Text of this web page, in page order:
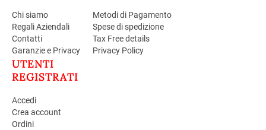
Chi siamo
Regali Aziendali
Contatti
Garanzie e Privacy
Metodi di Pagamento
Spese di spedizione
Tax Free details
Privacy Policy
UTENTI
REGISTRATI
Accedi
Crea account
Ordini